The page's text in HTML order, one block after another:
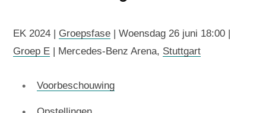
EK 2024 | Groepsfase | Woensdag 26 juni 18:00 |
Groep E | Mercedes-Benz Arena, Stuttgart
Voorbeschouwing